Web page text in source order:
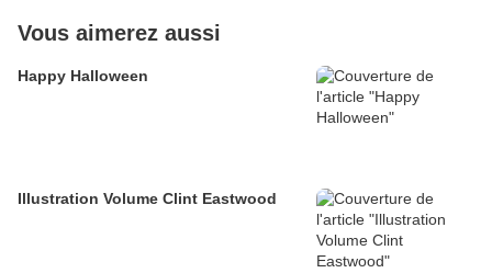
Vous aimerez aussi
Happy Halloween
Illustration Volume Clint Eastwood